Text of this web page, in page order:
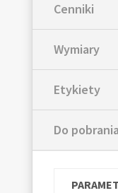
Cenniki
Wymiary
Etykiety
Do pobrania